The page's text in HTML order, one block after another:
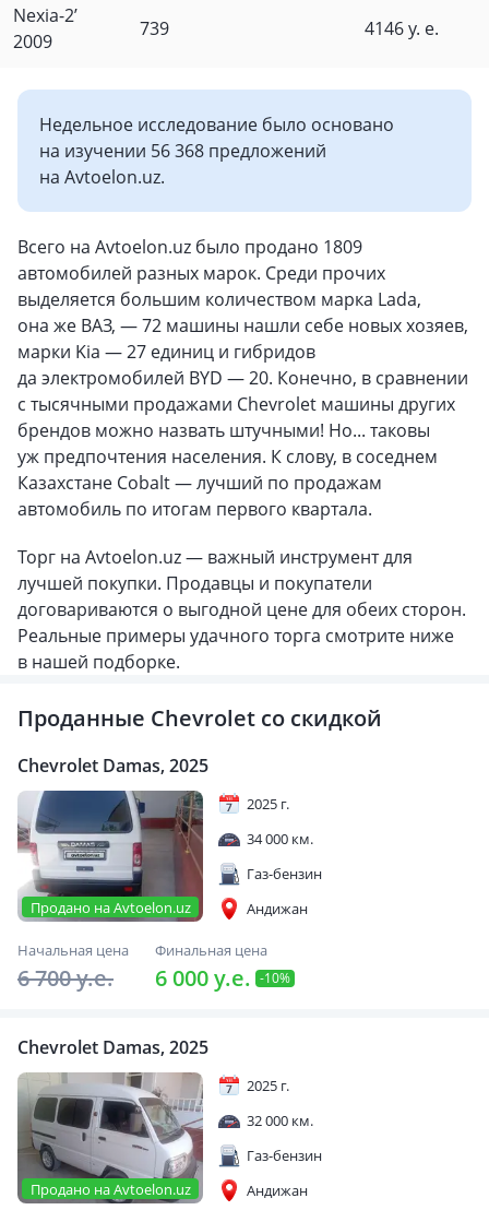
Nexia-2’
2009
739 4146 у. е.
Недельное исследование было основано
на изучении 56 368 предложений
на Avtoelon.uz.
Всего на Avtoelon.uz было продано 1809
автомобилей разных марок. Среди прочих
выделяется большим количеством марка Lada,
она же ВАЗ, — 72 машины нашли себе новых хозяев,
марки Kia — 27 единиц и гибридов
да электромобилей BYD — 20. Конечно, в сравнении
с тысячными продажами Chevrolet машины других
брендов можно назвать штучными! Но... таковы
уж предпочтения населения. К слову, в соседнем
Казахстане Cobalt — лучший по продажам
автомобиль по итогам первого квартала.
Торг на Avtoelon.uz — важный инструмент для
лучшей покупки. Продавцы и покупатели
договариваются о выгодной цене для обеих сторон.
Реальные примеры удачного торга смотрите ниже
в нашей подборке.
Проданные Chevrolet со скидкой
Chevrolet Damas, 2025
Продано на Avtoelon.uz
2025 г.
34 000 км.
Газ-бензин
Андижан
Начальная цена
6 700 y.e.
Финальная цена
6 000 y.e. -10%
Chevrolet Damas, 2025
Продано на Avtoelon.uz
2025 г.
32 000 км.
Газ-бензин
Андижан